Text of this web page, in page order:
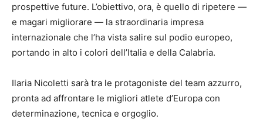
prospettive future. L’obiettivo, ora, è quello di ripetere —
e magari migliorare — la straordinaria impresa
internazionale che l’ha vista salire sul podio europeo,
portando in alto i colori dell’Italia e della Calabria.
Ilaria Nicoletti sarà tra le protagoniste del team azzurro,
pronta ad affrontare le migliori atlete d’Europa con
determinazione, tecnica e orgoglio.